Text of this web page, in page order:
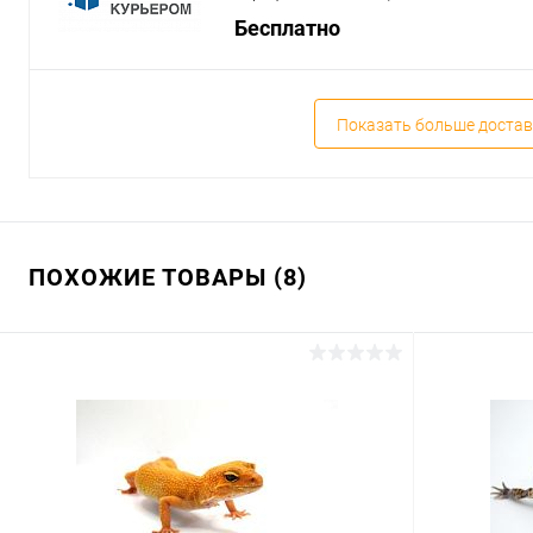
Бесплатно
Показать больше
ПОХОЖИЕ ТОВАРЫ (8)